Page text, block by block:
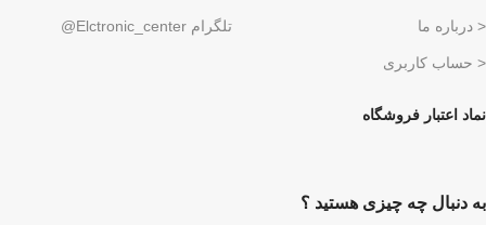
< درباره ما
< حساب کاربری
تلگرام Elctronic_center@
نماد اعتبار فروشگاه
به دنبال چه چیزی هستید ؟